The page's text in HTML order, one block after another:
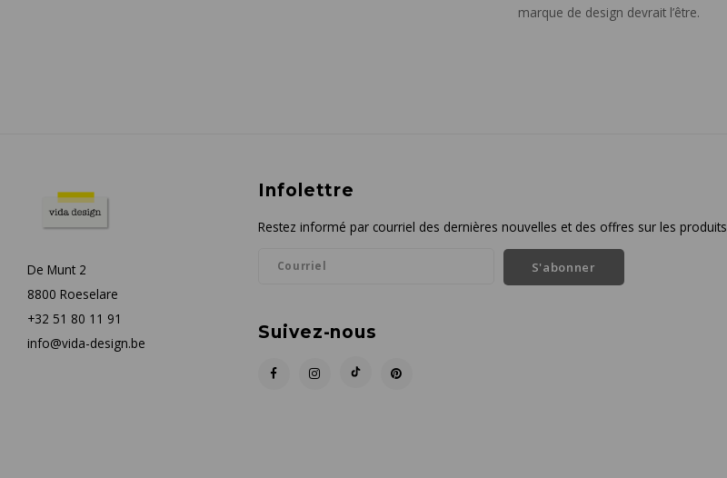
marque de design devrait l’être.
De Munt 2
8800 Roeselare
+32 51 80 11 91
info@vida-design.be
Infolettre
Restez informé par courriel des dernières nouvelles et des offres sur les produits
S'abonner
Suivez-nous